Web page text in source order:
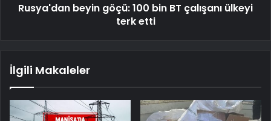
Rusya'dan beyin göçü: 100 bin BT çalışanı ülkeyi
terk etti
İlgili Makaleler